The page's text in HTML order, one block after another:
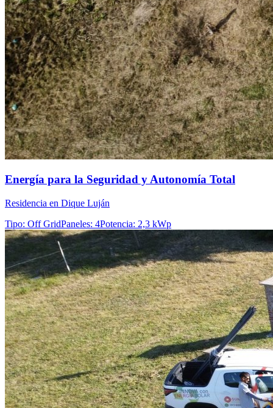
Energía para la Seguridad y Autonomía Total
Residencia en Dique Luján
Tipo: Off GridPaneles: 4Potencia: 2,3 kWp